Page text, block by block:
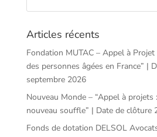
Articles récents
Fondation MUTAC – Appel à Projet
des personnes âgées en France” |
septembre 2026
Nouveau Monde – “Appel à
nouveau souffle” | Date de clôture
Fonds de dotation DELSOL